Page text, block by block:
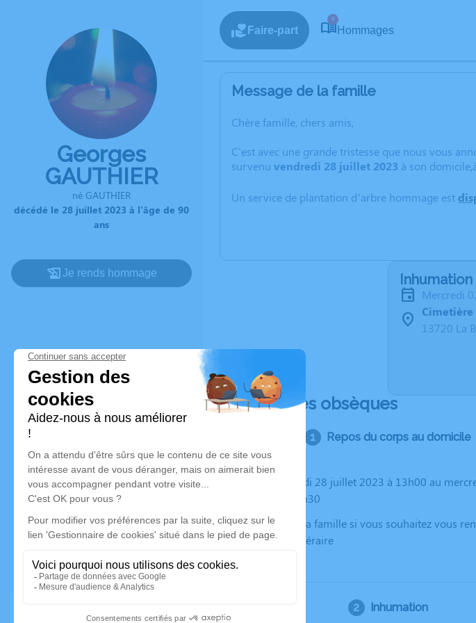
Georges
GAUTHIER
né GAUTHIER
décédé le 28 juillet 2023 à l'âge de 90
ans
Je rends hommage
Faire-part
4
Hommages
Message de la famille
Chère famille, chers amis,
C'est avec une grande tristesse que nous vous
survenu vendredi 28 juillet 2023 à son
Un service de plantation d’arbre hommage est
Inhumation
mercredi
Cimetière
13720 La
Déroulé des obsèques
Repos du corps au domicile
2023 à 10h30
Contactez la famille si vous souhaitez vous rendre à ce
service funéraire
Inhumation